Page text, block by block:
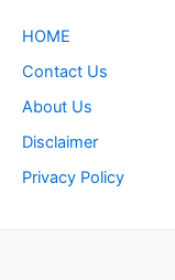
HOME
Contact Us
About Us
Disclaimer
Privacy Policy